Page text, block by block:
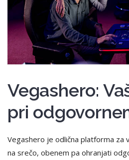
Vegashero:
pri
Vegashero je odlična platforma za
na srečo, obenem pa ohranjati